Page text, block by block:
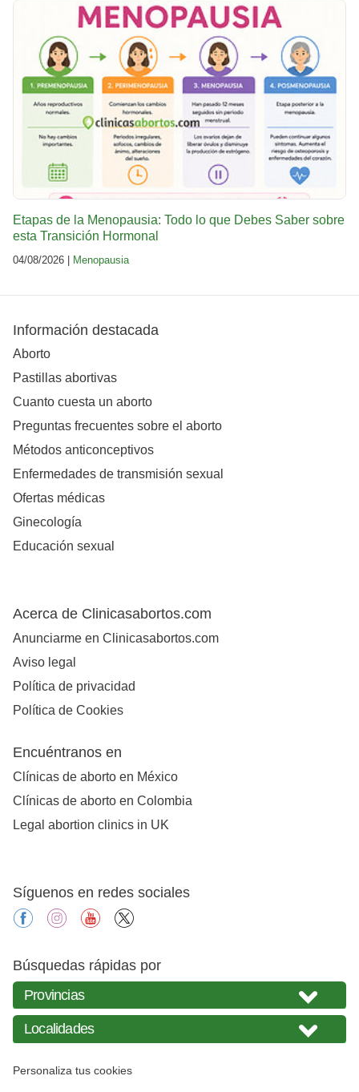
Etapas de la Menopausia: Todo lo que Debes Saber sobre
esta Transición Hormonal
04/08/2026 | Menopausia
Información destacada
Aborto
Pastillas abortivas
Cuanto cuesta un aborto
Preguntas frecuentes sobre el aborto
Métodos anticonceptivos
Enfermedades de transmisión sexual
Ofertas médicas
Ginecología
Educación sexual
Acerca de Clinicasabortos.com
Anunciarme en Clinicasabortos.com
Aviso legal
Política de privacidad
Política de Cookies
Encuéntranos en
Clínicas de aborto en México
Clínicas de aborto en Colombia
Legal abortion clinics in UK
Síguenos en redes sociales
facebookinstagramyoutube
Búsquedas rápidas por
Personaliza tus cookies